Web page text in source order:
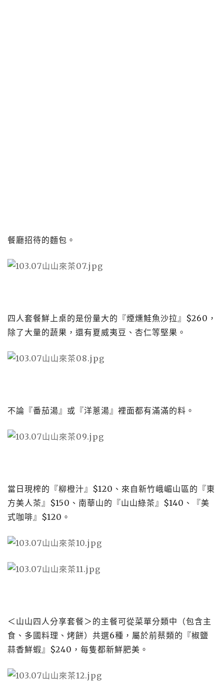
餐廳招待的麵包。
四人套餐鮮上桌的是份量大的『煙燻鮭魚沙拉』 $260 ，
除了大量的蔬果，還有夏威夷豆、杏仁等堅果。
不論『番茄湯』或『洋蔥湯』裡面都有滿滿的料。
當日現榨的『柳橙汁』 $120 、來自新竹峨嵋山區的『東
方美人茶』 $150 、南華山的『山山綠茶』 $140 、『美
式咖啡』 $120 。
＜山山四人分享套餐＞的主餐可從菜單分類中（包含主
食、多國料理、烤餅）共選6種，屬於前蔡類的『椒鹽
蒜香鮮蝦』 $240 ，每隻都新鮮肥美。